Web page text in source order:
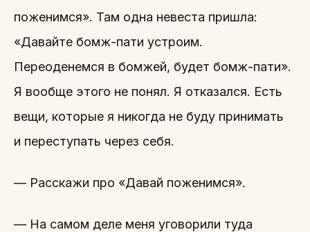
поженимся». Там одна невеста пришла:
«Давайте бомж-пати устроим.
Переоденемся в бомжей, будет бомж-пати».
Я вообще этого не понял. Я отказался. Есть
вещи, которые я никогда не буду принимать
и переступать через себя.
— Расскажи про «Давай поженимся».
— На самом деле меня уговорили туда